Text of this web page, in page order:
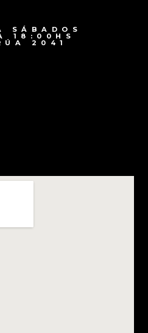
SÁBADOS
18:00HS
2041